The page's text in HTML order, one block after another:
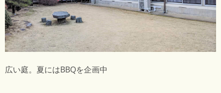
広い庭。夏にはBBQを企画中